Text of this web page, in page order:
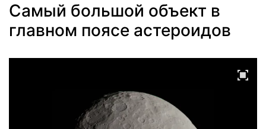
Самый большой объект в
главном поясе астероидов